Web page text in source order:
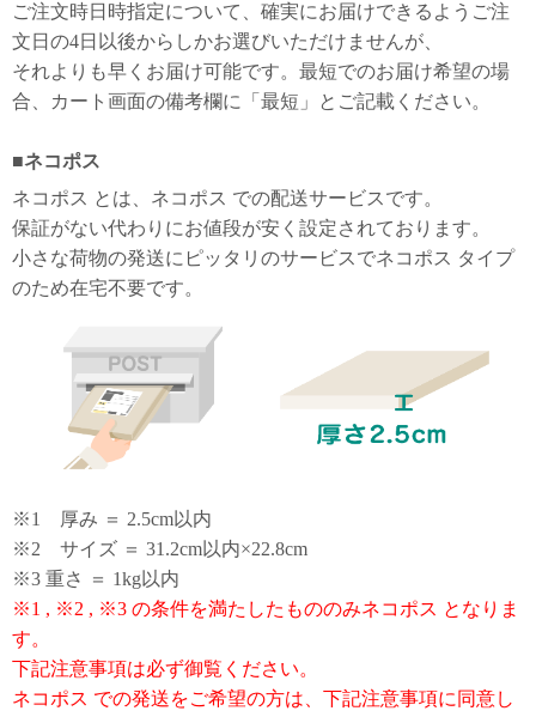
上 無
料
ト投
函 330
5,500
円以
上 無
料
ご注文時日時指定について、確実にお届けできるようご注
文日の4日以後からしかお選びいただけませんが、
それよりも早くお届け可能です。最短でのお届け希望の場
合、カート画面の備考欄に「最短」とご記載ください。
ネコポス
ネコポス とは、ネコポス での配送サービスです。
保証がない代わりにお値段が安く設定されております。
小さな荷物の発送にピッタリのサービスでネコポス タイプ
のため在宅不要です。
※1 厚み ＝ 2.5cm以内
※2 サイズ ＝ 31.2cm以内×22.8cm
※3 重さ ＝ 1kg以内
※1 , ※2 , ※3 の条件を満たしたもののみネコポス となりま
す。
下記注意事項は必ず御覧ください。
ネコポス での発送をご希望の方は、下記注意事項に同意し